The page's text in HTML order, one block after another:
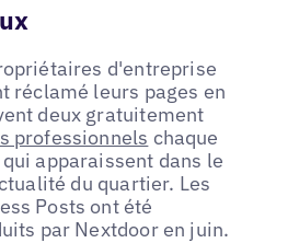
d'entreprise
réclamé leurs pages en
deux gratuitement
professionnels chaque
apparaissent dans le
du quartier. Les
Posts ont été
par Nextdoor en juin.